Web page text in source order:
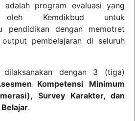
adalah program evaluasi yang
oleh Kemdikbud untuk
pendidikan dengan memotret
pembelajaran di seluruh
dilaksanakan dengan 3 (tiga)
Kompetensi Minimum
Survey Karakter, dan
.